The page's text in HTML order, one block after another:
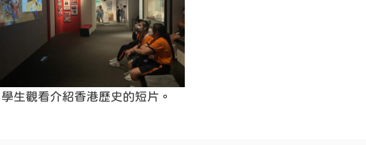
學生觀看介紹香港歷史的短片。